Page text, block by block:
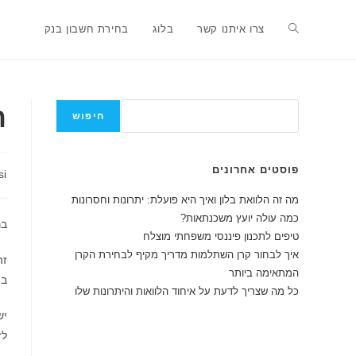
בחירת חשבון בנק בלוג צרו איתנו קשר Toggle
מחבר:
חיפוש
פוסטים אחרונים
מה זה הלוואת בלון ואיך היא פועלת: יתרונות וחסרונות
כמה עולה יועץ משכנתאות?
טיפים לתכנון פיננסי משפחתי מוצלח
איך לבחור קרן השתלמות מדריך מקיף לבחירת הקרן
המתאימה ביותר
כל מה שצריך לדעת על איחוד הלוואות והיתרונות שלו